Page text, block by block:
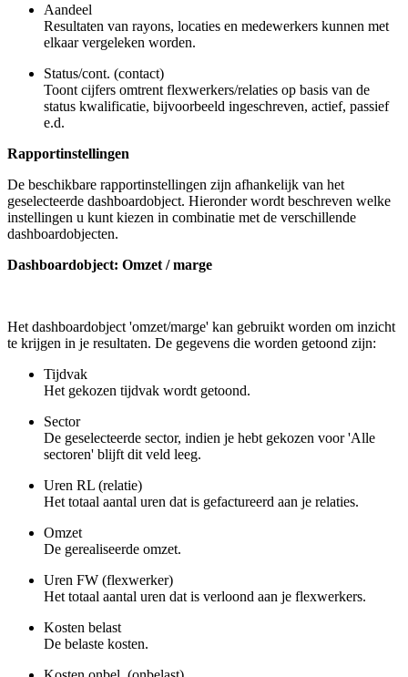
Aandeel
Resultaten van rayons, locaties en medewerkers kunnen met
elkaar vergeleken worden.
Status/cont. (contact)
Toont cijfers omtrent flexwerkers/relaties op basis van de
status kwalificatie, bijvoorbeeld ingeschreven, actief, passief
e.d.
Rapportinstellingen
De beschikbare rapportinstellingen zijn afhankelijk van het
geselecteerde dashboardobject. Hieronder wordt beschreven welke
instellingen u kunt kiezen in combinatie met de verschillende
dashboardobjecten.
Dashboardobject: Omzet / marge
Het dashboardobject 'omzet/marge' kan gebruikt worden om inzicht
te krijgen in je resultaten. De gegevens die worden getoond zijn:
Tijdvak
Het gekozen tijdvak wordt getoond.
Sector
De geselecteerde sector, indien je hebt gekozen voor 'Alle
sectoren' blijft dit veld leeg.
Uren RL (relatie)
Het totaal aantal uren dat is gefactureerd aan je relaties.
Omzet
De gerealiseerde omzet.
Uren FW (flexwerker)
Het totaal aantal uren dat is verloond aan je flexwerkers.
Kosten belast
De belaste kosten.